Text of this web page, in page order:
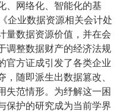
、网络化、智能化的基
企业数据资源相关会计处
量数据资源价值，并在会
调整数据财产的经济法规
官方证成引发了各类企业
随即派生出数据篡改、
失范情形。为纾解这一困
保护的研究成为当前学界